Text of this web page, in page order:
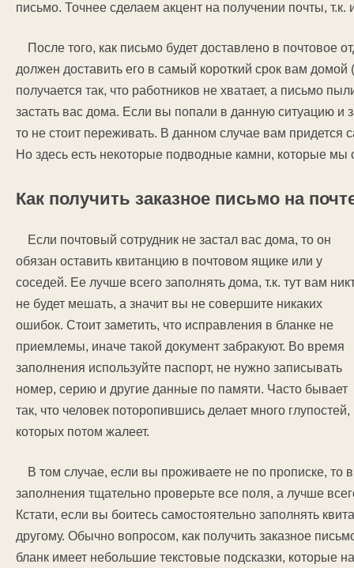
письмо. Точнее сделаем акцент на получении почты,
После того, как письмо будет доставлено в почтовое
должен доставить его в самый короткий срок вам домой
получается так, что работников не хватает, а письмо
застать вас дома. Если вы попали в данную ситуацию и
то не стоит переживать. В данном случае вам придется
Но здесь есть некоторые подводные камни, которые мы
Как получить заказное письмо на
Если почтовый сотрудник не застал вас дома, то он
обязан оставить квитанцию в почтовом ящике или у
соседей. Ее лучше всего заполнять дома, т.к. тут вам
не будет мешать, а значит вы не совершите никаких
ошибок. Стоит заметить, что исправления в бланке не
приемлемы, иначе такой документ забракуют. Во время
заполнения используйте паспорт, не нужно записывать
номер, серию и другие данные по памяти. Часто бывает
так, что человек поторопившись делает много
которых потом жалеет.
В том случае, если вы проживаете не по прописке,
заполнения тщательно проверьте все поля, а лучше
Кстати, если вы боитесь самостоятельно заполнять
другому. Обычно вопросом, как получить заказное
бланк имеет небольшие текстовые подсказки, которые